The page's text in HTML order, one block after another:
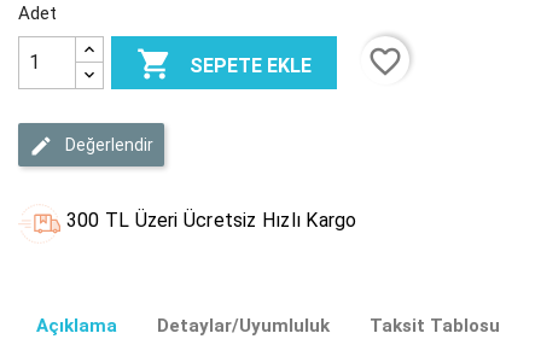
Adet
 SEPETE EKLE favorite_border
Değerlendir
300 TL Üzeri Ücretsiz Hızlı Kargo
Açıklama Detaylar/Uyumluluk Taksit Tablosu